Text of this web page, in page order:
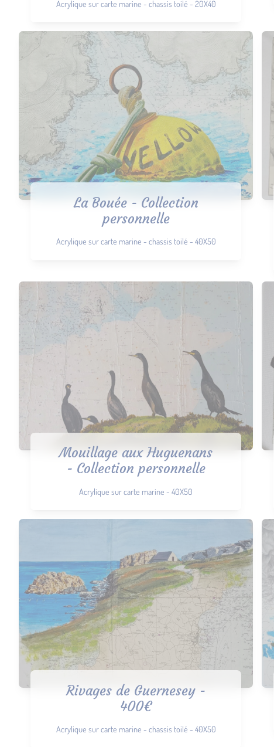
Acrylique sur carte marine - chassis toilé - 20X40
La Bouée - Collection
personnelle
Acrylique sur carte marine - chassis toilé - 40X50
Mouillage aux Huguenans
- Collection personnelle
Acrylique sur carte marine - 40X50
Rivages de Guernesey -
400€
Acrylique sur carte marine - chassis toilé - 40X50